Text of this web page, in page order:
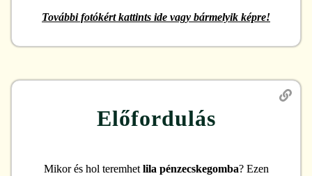
További fotókért kattints ide vagy bármelyik képre!
Előfordulás
Mikor és hol teremhet lila pénzecskegomba? Ezen